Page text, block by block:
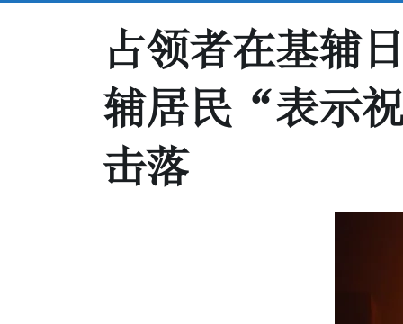
占领者在基辅
辅居民“表示
击落